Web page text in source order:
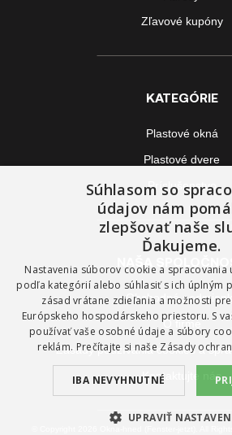
Zľavové kupóny
KATEGÓRIE
Plastové okná
Plastové dvere
Príslušenstvo
Obchodné
O firme
Zásady používania cookies a
Kontaktujte nás
Súhlasom so
údajov nám
zlepšovať naše
Ďakujeme.
Nastavenia súborov cookie a
podľa kategórií alebo súhlasiť s ich úplným
zásad vrátane zdieľania a možnosti
Európskeho hospodárskeho priestoru. S
používať vaše osobné údaje a súbory
reklám. Prečítajte si naše Zásady
IBA NEVYHNUTNÉ
UPRAVIŤ